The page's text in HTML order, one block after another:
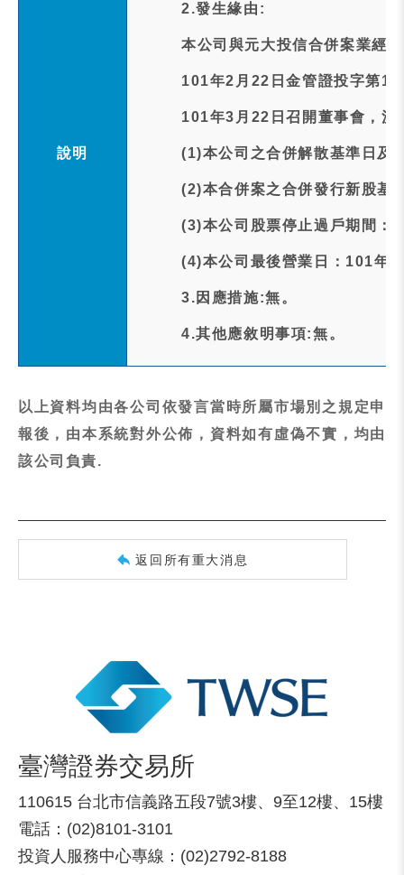
說明
2.發生緣由:
本公司與元大投信合併案業經
101年2月22日金管證投字第
101年3月22日召開董事會，決
(1)本公司之合併解散基準日及
(2)本合併案之合併發行新股基
(3)本公司股票停止過戶期間：
(4)本公司最後營業日：101年5
3.因應措施:無。
4.其他應敘明事項:無。
以上資料均由各公司依發言當時所屬市場別之規定申
報後，由本系統對外公佈，資料如有虛偽不實，均由
該公司負責.
返回所有重大消息
臺灣證券交易所
110615 台北市信義路五段7號3樓、9至12樓、15樓
電話：(02)8101-3101
投資人服務中心專線：(02)2792-8188